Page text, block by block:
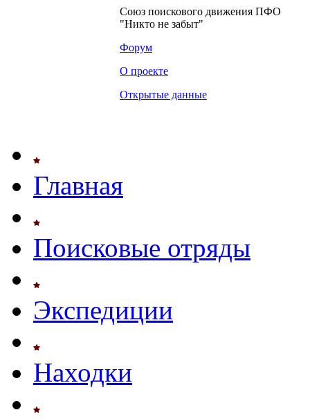
Союз поискового движения ПФО
"Никто не забыт"
Форум
О проекте
Открытые данные
Главная
Поисковые отряды
Экспедиции
Находки